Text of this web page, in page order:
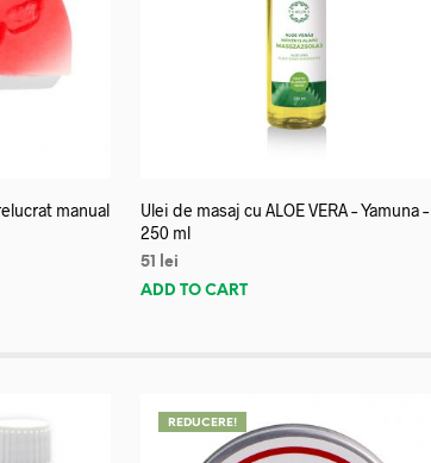
manual
Ulei de masaj cu ALOE VERA – Yamuna –
250 ml
51
lei
ADD TO CART
REDUCERE!